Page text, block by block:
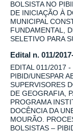
BOLSISTA NO
DE INICIAÇÃO À
MUNICIPAL
FUNDAMENTAL,
SELETIVO PARA
Edital n. 011/
EDITAL 011/2017
PIBID/UNESPAR
SUPERVISORES
DE GEOGRAFIA,
PROGRAMA
DOCÊNCIA DA
MOURÃO.
BOLSISTAS –